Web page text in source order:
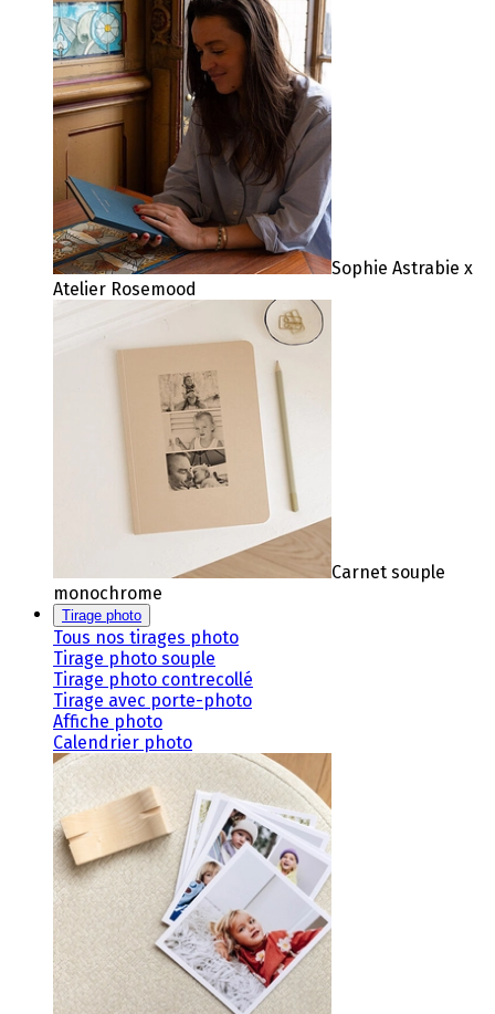
Sophie Astrabie x
Atelier Rosemood
Carnet souple
monochrome
Tirage photo
Tous nos tirages photo
Tirage photo souple
Tirage photo contrecollé
Tirage avec porte-photo
Affiche photo
Calendrier photo